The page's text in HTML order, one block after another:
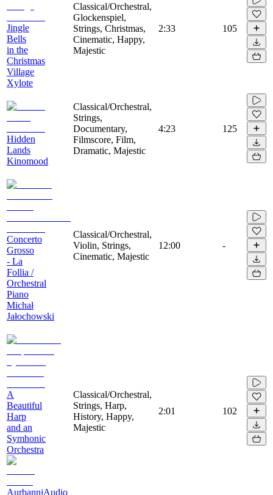
Jingle
Bells
in the
Christmas
Village
Xylote
Classical/Orchestral,
Glockenspiel,
Strings, Christmas,
Cinematic, Happy,
Majestic
2:33 105
Hidden
Lands
Kinomood
Classical/Orchestral,
Strings,
Documentary,
Filmscore, Film,
Dramatic, Majestic
4:23 125
Concerto
Grosso
- La
Follia /
Orchestral
Piano
Michał
Jałochowski
Classical/Orchestral,
Violin, Strings,
Cinematic, Majestic
12:00 -
A
Beautiful
Harp
and an
Symhonic
Orchestra
AurbanniAudio
Classical/Orchestral,
Strings, Harp,
History, Happy,
Majestic
2:01 102